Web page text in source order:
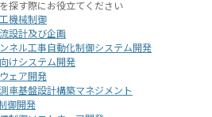
探す際にお役立てください
機械制御
設計及び企画
ネル工事自動化制御システム開発
けシステム開発
ェア開発
車基盤設計構築マネジメント
御開発